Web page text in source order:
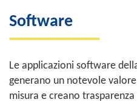
Software
Le applicazioni software
generano un notevole
misura e creano